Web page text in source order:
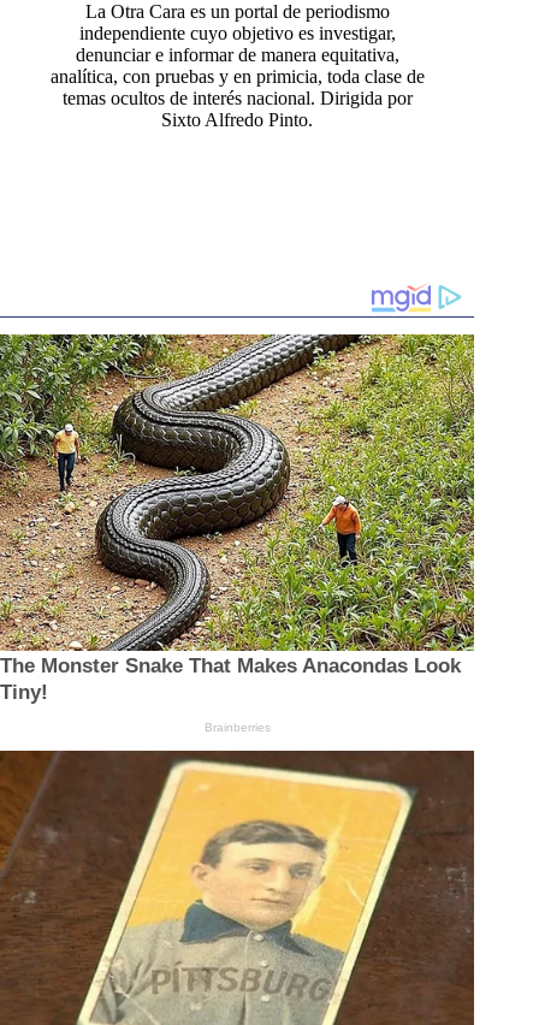
La Otra Cara es un portal de periodismo
independiente cuyo objetivo es investigar,
denunciar e informar de manera equitativa,
analítica, con pruebas y en primicia, toda clase de
temas ocultos de interés nacional. Dirigida por
Sixto Alfredo Pinto.